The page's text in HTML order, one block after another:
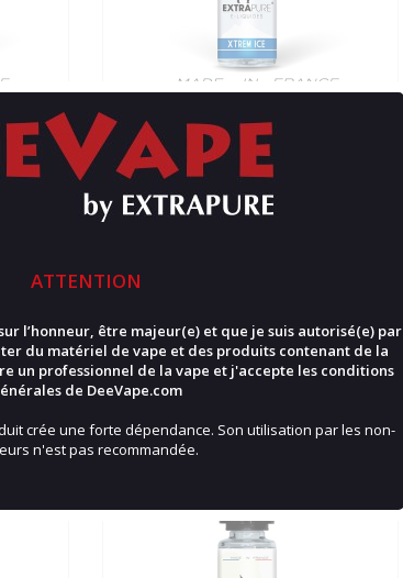
ATTENTION
l’honneur, être majeur(e) et que je suis autorisé(e) par
du matériel de vape et des produits contenant de la
un professionnel de la vape et j'accepte les conditions
de DeeVape.com
crée une forte dépendance. Son utilisation par les non-
n'est pas recommandée.
XTREM ICE by EXTRAPURE 10ml
5,90 €
Disponible